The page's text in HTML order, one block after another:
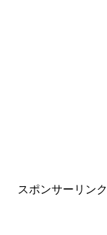
スポンサーリンク